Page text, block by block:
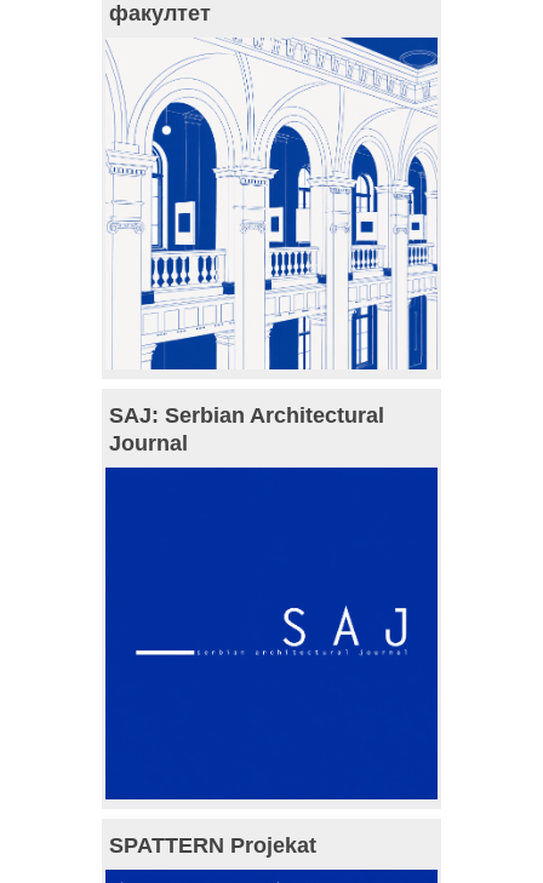
факултет
SAJ: Serbian Architectural
Journal
SPATTERN Projekat